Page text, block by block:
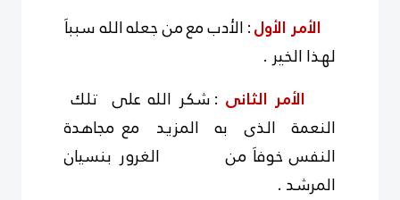
الأمر الأول: الأدب مع من جعله الله سبباَ
لهذا الخير .
الأمر الثانى : شكر الله على تلك
النعمة الذى به المزيد مع مجاهدة
النفس خوفاَ من الغرور بنسيان
المرشد .